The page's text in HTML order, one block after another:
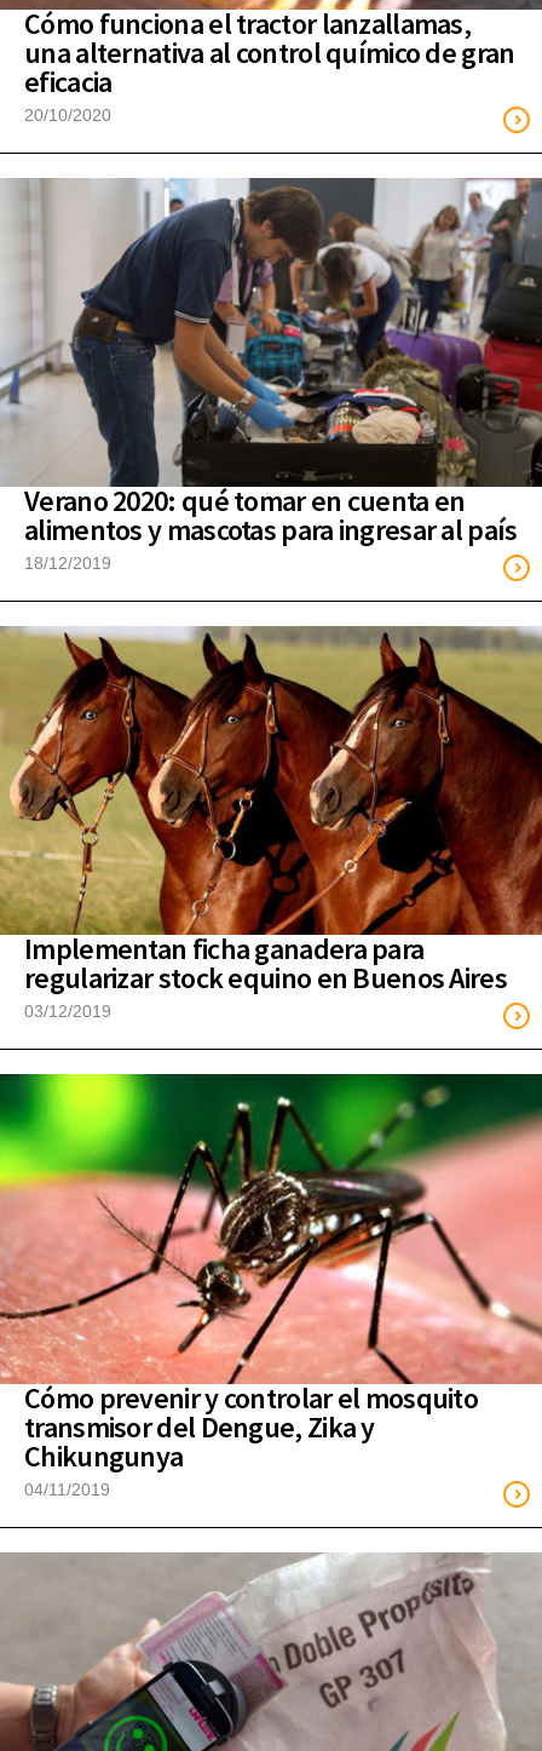
Cómo funciona el tractor lanzallamas,
una alternativa al control químico de gran
eficacia
20/10/2020
Verano 2020: qué tomar en cuenta en
alimentos y mascotas para ingresar al país
18/12/2019
Implementan ficha ganadera para
regularizar stock equino en Buenos Aires
03/12/2019
Cómo prevenir y controlar el mosquito
transmisor del Dengue, Zika y
Chikungunya
04/11/2019